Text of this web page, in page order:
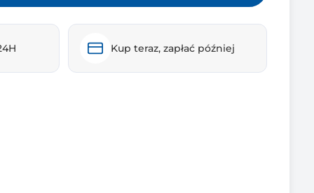
Kup teraz, zapłać później